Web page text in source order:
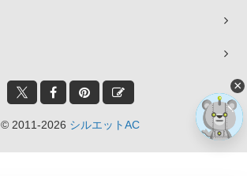
© 2011-2026 シルエットAC
×